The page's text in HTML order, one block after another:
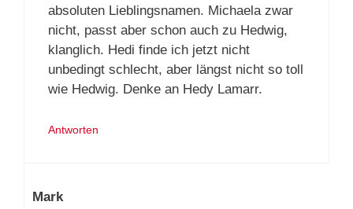
absoluten Lieblingsnamen. Michaela zwar
nicht, passt aber schon auch zu Hedwig,
klanglich. Hedi finde ich jetzt nicht
unbedingt schlecht, aber längst nicht so toll
wie Hedwig. Denke an Hedy Lamarr.
Antworten
Mark